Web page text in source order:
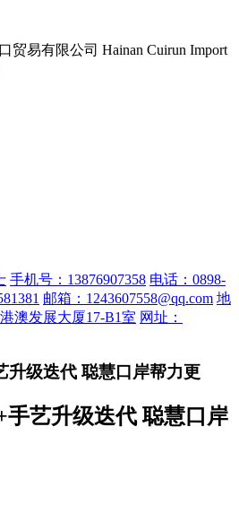
贸易有限公司 Hainan Cuirun Import
手机号：13876907358 电话：0898-
邮箱：1243607558@qq.com 地
澳发展大厦17-B1室 网址：
升级迭代 聪慧口岸帮力更
手艺升级迭代 聪慧口岸